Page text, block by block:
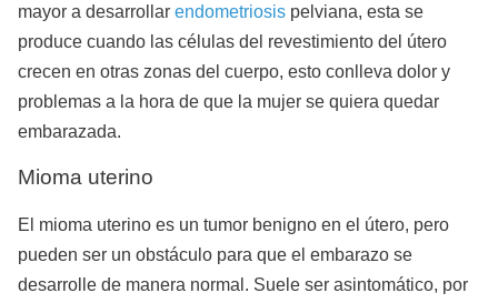
mayor a desarrollar endometriosis pelviana, esta se
produce cuando las células del revestimiento del útero
crecen en otras zonas del cuerpo, esto conlleva dolor y
problemas a la hora de que la mujer se quiera quedar
embarazada.
Mioma uterino
El mioma uterino es un tumor benigno en el útero, pero
pueden ser un obstáculo para que el embarazo se
desarrolle de manera normal. Suele ser asintomático, por